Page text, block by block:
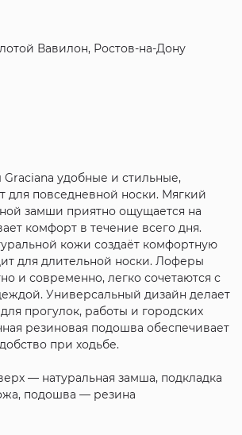
Вавилон, Ростов-на-Дону
удобные и стильные,
для повседневной носки. Мягкий
замши приятно ощущается на
комфорт в течение всего дня.
кожи создаёт комфортную
для длительной носки. Лоферы
и современно, легко сочетаются с
Универсальный дизайн делает
прогулок, работы и городских
резиновая подошва обеспечивает
при ходьбе.
— натуральная замша, подкладка
подошва — резина